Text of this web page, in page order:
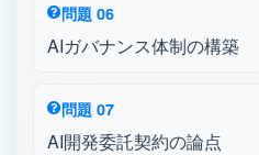
問題 06
AIガバナンス体制の構築
問題 07
AI開発委託契約の論点